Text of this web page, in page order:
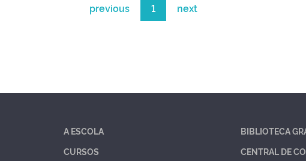
previous 1 next
A ESCOLA
CURSOS
BIBLIOTECA
CENTRAL DE